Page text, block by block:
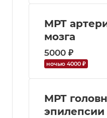
МРТ
мозга
5000 ₽
ночью 4000 ₽
МРТ
эпилепсии